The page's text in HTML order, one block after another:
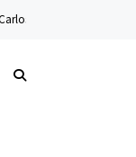
y resiliencia